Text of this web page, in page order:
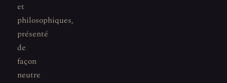
et
philosophiques,
présenté
de
façon
neutre